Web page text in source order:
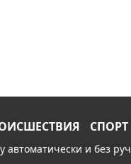
СПОРТ
автоматически и без